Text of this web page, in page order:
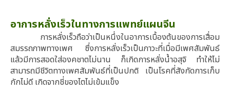
อาการหลั่งเร็วในทางการแพทย์แผนจีน
การหลั่งเร็วถือว่าเป็นหนึ่งในอาการเบื้องต้นของการเสื่อม
สมรรถภาพทางเพศ ซึ่งการหลั่งเร็วเป็นภาวะที่เมื่อมีเพศสัมพันธ์
แล้วมีการสอดใส่องคชาตไม่นาน ก็เกิดการหลั่งน้ำอสุจิ ทำให้ไม่
สามารถมีชีวิตทางเพศสัมพันธ์ที่เป็นปกติ เป็นโรคที่สังกัดการเก็บ
กักไม่ดี เกิดจากชี่ของไตไม่เข้มแข็ง